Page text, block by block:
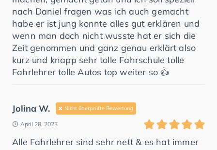
nach Daniel fragen was ich auch gemacht
habe er ist jung konnte alles gut erklären und
wenn man doch nicht wusste hat er sich die
Zeit genommen und ganz genau erklärt also
kurz und knapp sehr tolle Fahrschule tolle
Fahrlehrer tolle Autos top weiter so 👍
Jolina W. Nicht überprüfte Bewertung
April 28, 2023
Alle Fahrlehrer sind sehr nett & es hat immer